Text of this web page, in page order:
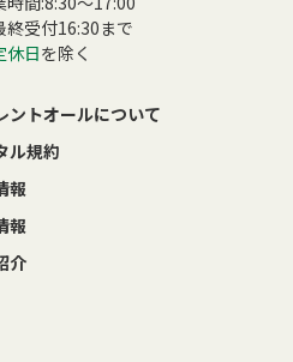
受付16:30まで
休日を除く
ントオールについて
ル規約
報
報
介